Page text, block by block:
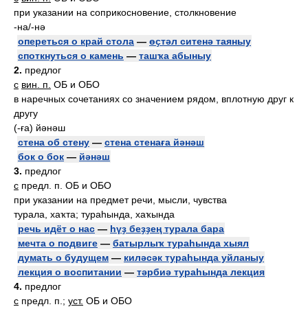
при указании на соприкосновение, столкновение
-на/-нә
опереться о край стола — өҫтәл ситенә таяныу
споткнуться о камень — ташҡа абыныу
2. предлог
с вин. п. ОБ и ОБО
в наречных сочетаниях со значением рядом, вплотную друг к
другу
(-ға) йәнәш
стена об стену — стена стенаға йәнәш
бок о бок — йәнәш
3. предлог
с предл. п. ОБ и ОБО
при указании на предмет речи, мысли, чувства
турала, хаҡта; тураһында, хаҡында
речь идёт о нас — һүҙ беҙҙең турала бара
мечта о подвиге — батырлыҡ тураһында хыял
думать о будущем — киләсәк тураһында уйланыу
лекция о воспитании — тәрбиә тураһында лекция
4. предлог
с предл. п.; уст. ОБ и ОБО